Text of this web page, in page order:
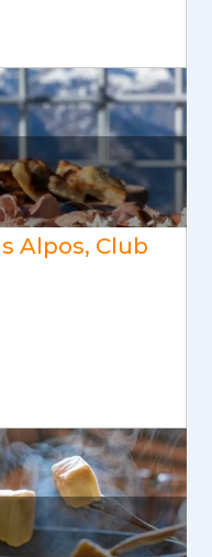
Alpos, Club